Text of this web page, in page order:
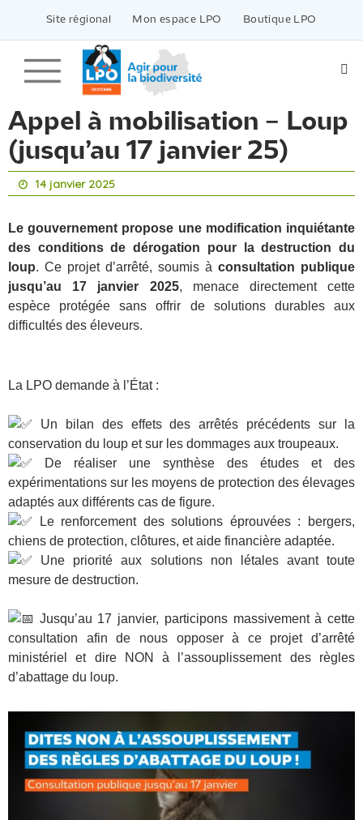
contenu
Site régional Mon espace LPO Boutique LPO
Appel à mobilisation – Loup
(jusqu’au 17 janvier 25)
14 janvier 2025
Le gouvernement propose une modification inquiétante
des conditions de dérogation pour la destruction du
loup. Ce projet d’arrêté, soumis à consultation publique
jusqu’au 17 janvier 2025, menace directement cette
espèce protégée sans offrir de solutions durables aux
difficultés des éleveurs.
La LPO demande à l’État :
Un bilan des effets des arrêtés précédents sur la
conservation du loup et sur les dommages aux troupeaux.
De réaliser une synthèse des études et des
expérimentations sur les moyens de protection des élevages
adaptés aux différents cas de figure.
Le renforcement des solutions éprouvées : bergers,
chiens de protection, clôtures, et aide financière adaptée.
Une priorité aux solutions non létales avant toute
mesure de destruction.
Jusqu’au 17 janvier, participons massivement à cette
consultation afin de nous opposer à ce projet d’arrêté
ministériel et dire NON à l’assouplissement des règles
d’abattage du loup.